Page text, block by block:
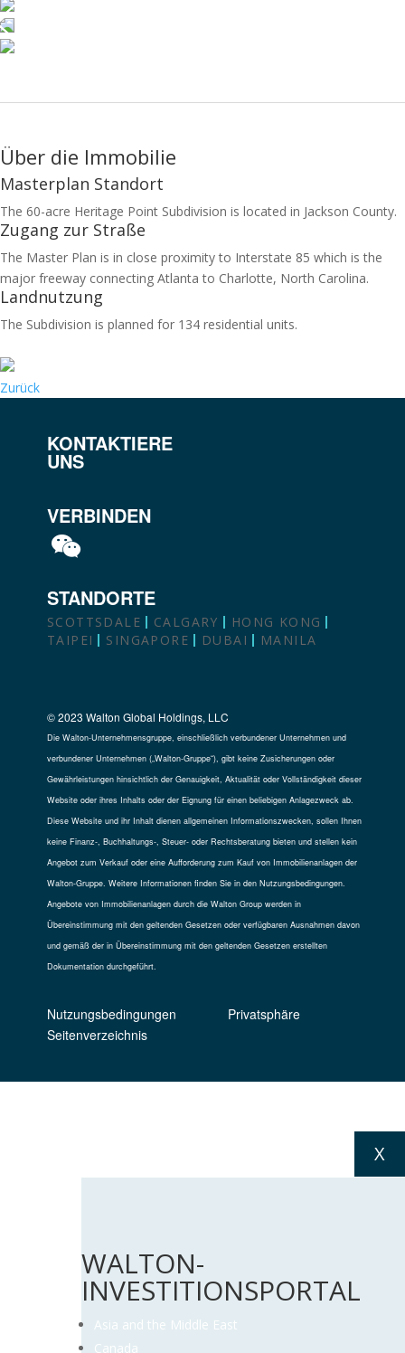
Über die Immobilie
Masterplan Standort
The 60-acre Heritage Point Subdivision is located in Jackson County.
Zugang zur Straße
The Master Plan is in close proximity to Interstate 85 which is the
major freeway connecting Atlanta to Charlotte, North Carolina.
Landnutzung
The Subdivision is planned for 134 residential units.
Zurück
KONTAKTIERE
UNS
VERBINDEN
STANDORTE
SCOTTSDALE CALGARY
HONG KONG
TAIPEI
SINGAPORE DUBAI MANILA
© 2023 Walton Global Holdings, LLC
Die Walton-Unternehmensgruppe, einschließlich verbundener Unternehmen und
verbundener Unternehmen („Walton-Gruppe“), gibt keine Zusicherungen oder
Gewährleistungen hinsichtlich der Genauigkeit, Aktualität oder Vollständigkeit dieser
Website oder ihres Inhalts oder der Eignung für einen beliebigen Anlagezweck ab.
Diese Website und ihr Inhalt dienen allgemeinen Informationszwecken, sollen Ihnen
keine Finanz-, Buchhaltungs-, Steuer- oder Rechtsberatung bieten und stellen kein
Angebot zum Verkauf oder eine Aufforderung zum Kauf von Immobilienanlagen der
Walton-Gruppe. Weitere Informationen finden Sie in den Nutzungsbedingungen.
Angebote von Immobilienanlagen durch die Walton Group werden in
Übereinstimmung mit den geltenden Gesetzen oder verfügbaren Ausnahmen davon
und gemäß der in Übereinstimmung mit den geltenden Gesetzen erstellten
Dokumentation durchgeführt.
Nutzungsbedingungen
Privatsphäre
Seitenverzeichnis
X
WALTON-
INVESTITIONSPORTAL
Asia and the Middle East
Canada